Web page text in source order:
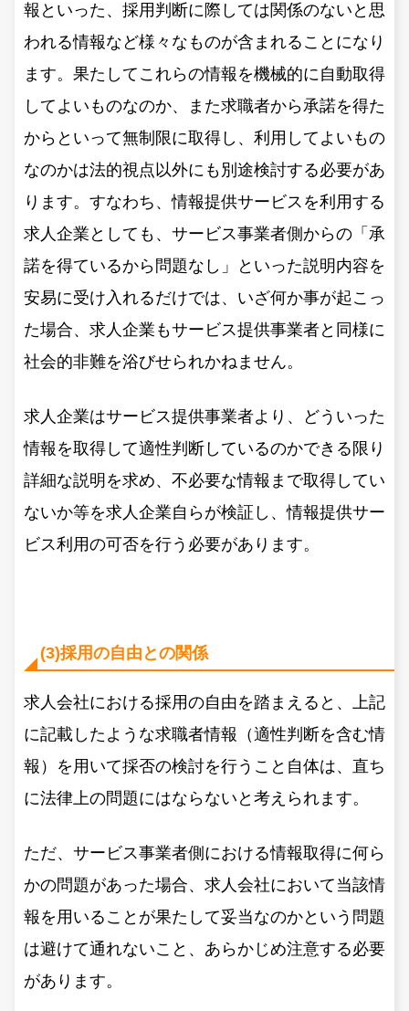
報といった、採用判断に際しては関係のないと思
われる情報など様々なものが含まれることになり
ます。果たしてこれらの情報を機械的に自動取得
してよいものなのか、また求職者から承諾を得た
からといって無制限に取得し、利用してよいもの
なのかは法的視点以外にも別途検討する必要があ
ります。すなわち、情報提供サービスを利用する
求人企業としても、サービス事業者側からの「承
諾を得ているから問題なし」といった説明内容を
安易に受け入れるだけでは、いざ何か事が起こっ
た場合、求人企業もサービス提供事業者と同様に
社会的非難を浴びせられかねません。
求人企業はサービス提供事業者より、どういった
情報を取得して適性判断しているのかできる限り
詳細な説明を求め、不必要な情報まで取得してい
ないか等を求人企業自らが検証し、情報提供サー
ビス利用の可否を行う必要があります。
(3)採用の自由との関係
求人会社における採用の自由を踏まえると、上記
に記載したような求職者情報（適性判断を含む情
報）を用いて採否の検討を行うこと自体は、直ち
に法律上の問題にはならないと考えられます。
ただ、サービス事業者側における情報取得に何ら
かの問題があった場合、求人会社において当該情
報を用いることが果たして妥当なのかという問題
は避けて通れないこと、あらかじめ注意する必要
があります。